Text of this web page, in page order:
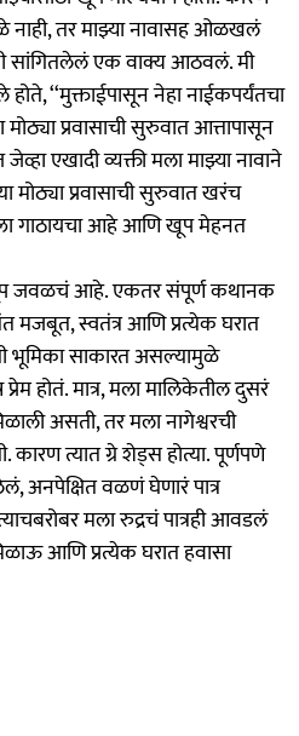
नाही, तर माझ्या नावासह ओळखलं
सांगितलेलं एक वाक्य आठवलं. मी
‘‘मुक्ताईपासून नेहा नाईकपर्यंतचा
प्रवासाची सुरुवात आत्तापासून
एखादी व्यक्ती मला माझ्या नावाने
प्रवासाची सुरुवात खरंच
गाठायचा आहे आणि खूप मेहनत
खूप जवळचं आहे. एकतर संपूर्ण कथानक
मजबूत, स्वतंत्र आणि प्रत्येक घरात
भूमिका साकारत असल्यामुळे
होतं. मात्र, मला मालिकेतील दुसरं
असती, तर मला नागेश्वरची
त्यात ग्रे शेड्स होत्या. पूर्णपणे
अनपेक्षित वळणं घेणारं पात्र
मला रुद्रचं पात्रही आवडलं
आणि प्रत्येक घरात हवासा